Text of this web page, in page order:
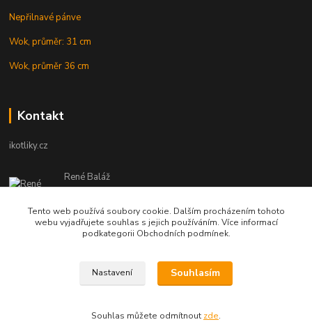
Nepřilnavé pánve
Wok, průměr: 31 cm
Wok, průměr 36 cm
Kontakt
ikotliky.cz
René Baláž
Eshop: +421 902 212 007
od 8:00 - do 16:00 hod
info@ikotliky.cz
Copyright © 2014-2020 IKOTLIKY.CZ, všetky práva vyhradené..
Tento web používá soubory cookie. Dalším procházením tohoto
webu vyjadřujete souhlas s jejich používáním. Více informací
podkategorii Obchodních podmínek.
Nastavení Souhlasím
Souhlas můžete odmítnout zde.